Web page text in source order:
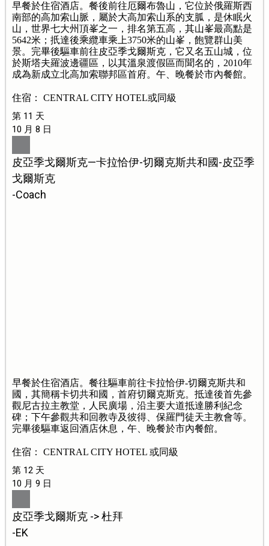
早餐於住宿酒店。餐後前往厄爾布魯山，它位於俄羅斯西
南部的高加索山脈，屬於大高加索山系的支胍，是休眠火
山，世界七大州頂峯之一，排名第五高，其山峯最高點是
5642米；扺達後乘纜車乘上3750米的山峯，飽覽群山美
景。完畢後驅車前往皮亞季戈爾斯克，它又名五山城，位
於斯塔夫羅波邊疆區，以其溫泉渡假區而聞名的，2010年
成為新成立北高加索聯邦區首府。午、晚餐於市內餐館。
住宿： CENTRAL CITY HOTEL或同級
第 11 天
10 月 8 日
皮亞季戈爾斯克—卡拉恰伊-切爾克斯共和國-皮亞季
戈爾斯克
-Coach
早餐於住宿酒店。餐往驅車前往卡拉恰伊-切爾克斯共和
國，其簡稱卡切共和國，首府切爾克斯克。抵達後首先參
觀尼古拉主教堂，人民廣場，沿主要大道抵達勝利紀念
碑；下午參觀共和回教寺及彼得、保羅門徒天主教會等。
完畢後驅車返回酒店休息，午、晚餐於市內餐館。
住宿： CENTRAL CITY HOTEL 或同級
第 12 天
10 月 9 日
皮亞季戈爾斯克 -> 杜拜
-EK